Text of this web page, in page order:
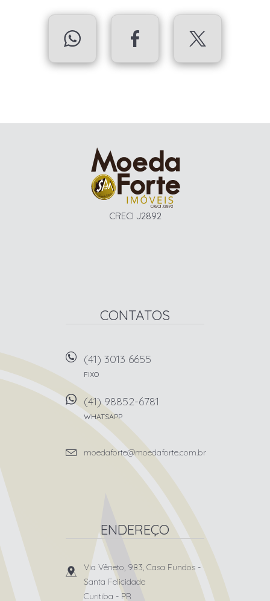
CRECI J2892
CONTATOS
(41) 3013 6655
FIXO
(41) 98852-6781
WHATSAPP
moedaforte@moedaforte.com.br
ENDEREÇO
Via Vêneto, 983, Casa Fundos -
Santa Felicidade
Curitiba - PR